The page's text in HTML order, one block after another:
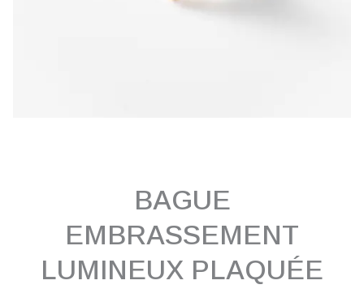
BAGUE
EMBRASSEMENT
LUMINEUX PLAQUÉE